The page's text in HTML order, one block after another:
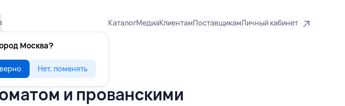
Москва?
Нет, поменять
КаталогМедиаКлиентамПоставщикамЛичный кабинет
и прованскими